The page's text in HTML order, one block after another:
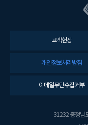
고객헌장
개인정보처리방침
이메일무단수집거부
31232 충청남